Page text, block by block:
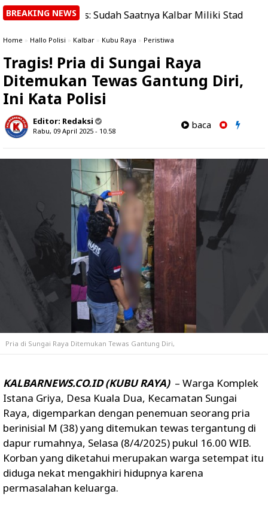
BREAKING NEWS
Sudah Saatnya Kalbar Miliki Stadion Berstandar
Home » Hallo Polisi » Kalbar » Kubu Raya » Peristiwa
Tragis! Pria di Sungai Raya
Ditemukan Tewas Gantung Diri,
Ini Kata Polisi
Editor: Redaksi
Rabu, 09 April 2025 - 10.58
baca
Pria di Sungai Raya Ditemukan Tewas Gantung Diri,
KALBARNEWS.CO.ID (KUBU RAYA)– Warga Komplek
Istana Griya, Desa Kuala Dua, Kecamatan Sungai
Raya, digemparkan dengan penemuan seorang pria
berinisial M (38) yang ditemukan tewas tergantung di
dapur rumahnya, Selasa (8/4/2025) pukul 16.00 WIB.
Korban yang diketahui merupakan warga setempat itu
diduga nekat mengakhiri hidupnya karena
permasalahan keluarga.